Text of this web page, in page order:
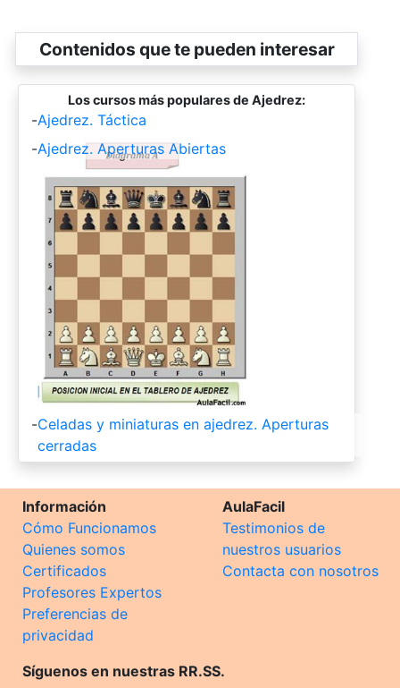
Contenidos que te pueden interesar
Los cursos más populares de Ajedrez:
-Ajedrez. Táctica
-Ajedrez. Aperturas Abiertas
-Celadas y miniaturas en ajedrez. Aperturas
cerradas
Información
Cómo Funcionamos
Quienes somos
Certificados
Profesores Expertos
Preferencias de
privacidad
AulaFacil
Testimonios de
nuestros usuarios
Contacta con nosotros
Síguenos en nuestras RR.SS.